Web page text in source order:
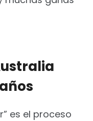
es el proceso